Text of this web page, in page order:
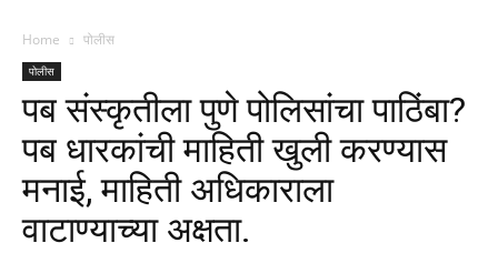
Home पोलीस
पोलीस
पब संस्कृतीला पुणे पोलिसांचा पाठिंबा?
पब धारकांची माहिती खुली करण्यास
मनाई, माहिती अधिकाराला
वाटाण्याच्या अक्षता.